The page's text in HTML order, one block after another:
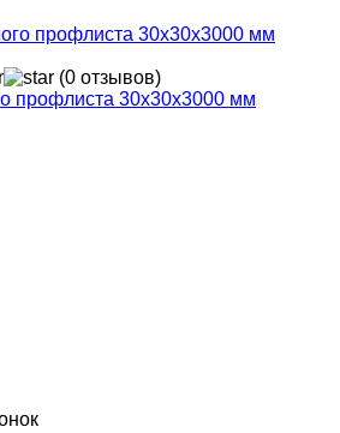
(0 отзывов)
профлиста 30х30х3000 мм